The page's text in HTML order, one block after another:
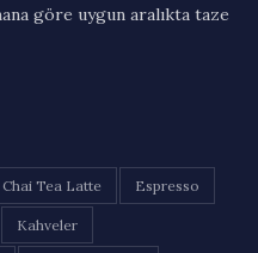
göre uygun aralıkta taze
Chai Tea Latte Espresso
Kahveler